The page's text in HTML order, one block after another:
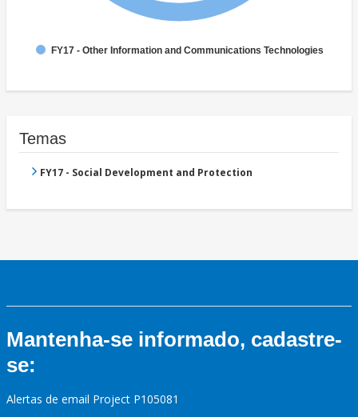
FY17 - Other Information and Communications Technologies
Temas
FY17 - Social Development and Protection
Mantenha-se informado, cadastre-
se:
Alertas de email Project P105081